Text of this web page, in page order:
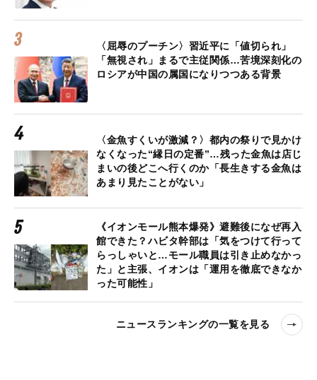
〈屈辱のプーチン〉習近平に「値切られ」
「無視され」まるで主従関係…苦境深刻化の
ロシアが中国の属国になりつつある背景
〈金魚すくいが激減？〉都内の祭りで見かけ
なくなった“縁日の定番”…残った金魚は店じ
まいの後どこへ行くのか「長生きする金魚は
あまり見たことがない」
《イオンモール熊本爆発》避難後になぜ再入
館できた？ハビタ幹部は「気をつけて行って
らっしゃいと…モール職員は引き止めなかっ
た」と主張、イオンは「運用を徹底できなか
った可能性」
ニュースランキングの一覧を見る